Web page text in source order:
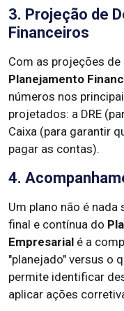
3. Projeção de
Financeiros
Com as projeções
Planejamento
números nos
projetados: a DRE
Caixa (para garantir
pagar as contas).
4.
Um plano não é
final e contínua do
Empresarial é a
"planejado" versus o
permite identificar
aplicar ações